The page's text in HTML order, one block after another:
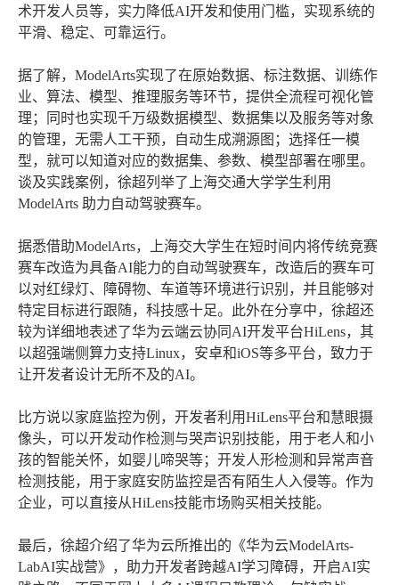
术开发人员等，实力降低AI开发和使用门槛，实现系统的
平滑、稳定、可靠运行。
据了解，ModelArts实现了在原始数据、标注数据、训练作
业、算法、模型、推理服务等环节，提供全流程可视化管
理；同时也实现千万级数据模型、数据集以及服务等对象
的管理，无需人工干预，自动生成溯源图；选择任一模
型，就可以知道对应的数据集、参数、模型部署在哪里。
谈及实践案例，徐超列举了上海交通大学学生利用
ModelArts 助力自动驾驶赛车。
据悉借助ModelArts，上海交大学生在短时间内将传统竞赛
赛车改造为具备AI能力的自动驾驶赛车，改造后的赛车可
以对红绿灯、障碍物、车道等环境进行识别，并且能够对
特定目标进行跟随，科技感十足。此外在分享中，徐超还
较为详细地表述了华为云端云协同AI开发平台HiLens，其
以超强端侧算力支持Linux，安卓和iOS等多平台，致力于
让开发者设计无所不及的AI。
比方说以家庭监控为例，开发者利用HiLens平台和慧眼摄
像头，可以开发动作检测与哭声识别技能，用于老人和小
孩的智能关怀，如婴儿啼哭等；开发人形检测和异常声音
检测技能，用于家庭安防监控是否有陌生人入侵等。作为
企业，可以直接从HiLens技能市场购买相关技能。
最后，徐超介绍了华为云所推出的《华为云ModelArts-
LabAI实战营》，助力开发者跨越AI学习障碍，开启AI实